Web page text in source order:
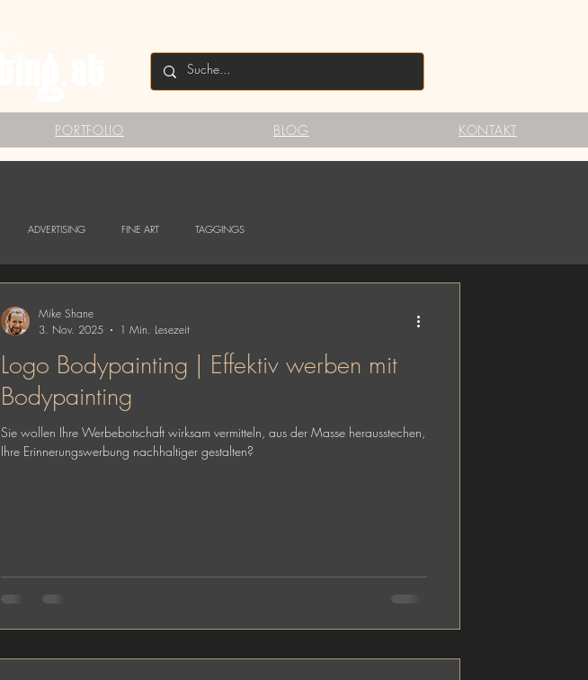
PORTFOLIO BLOG KONTAKT
ADVERTISING FINE ART TAGGINGS
Logo Bodypainting | Effektiv werben mit
Bodypainting
Sie wollen Ihre Werbebotschaft wirksam vermitteln, aus der Masse herausstechen,
Ihre Erinnerungswerbung nachhaltiger gestalten?
Mike Shane
3. Nov. 2025
1 Min. Lesezeit